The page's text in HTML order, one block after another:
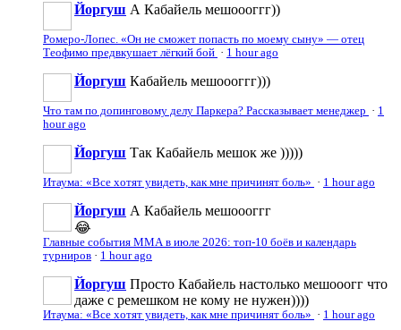
Йоргуш А Кабайель мешоооггг))
Ромеро-Лопес. «Он не сможет попасть по моему сыну» — отец
Теофимо предвкушает лёгкий бой · 1 hour ago
Йоргуш Кабайель мешоооггг)))
Что там по допинговому делу Паркера? Рассказывает менеджер · 1
hour ago
Йоргуш Так Кабайель мешок же )))))
Итаума: «Все хотят увидеть, как мне причинят боль» · 1 hour ago
Йоргуш А Кабайель мешоооггг
😂
Главные события ММА в июле 2026: топ-10 боёв и календарь
турниров · 1 hour ago
Йоргуш Просто Кабайель настолько мешооогг что
даже с ремешком не кому не нужен))))
Итаума: «Все хотят увидеть, как мне причинят боль» · 1 hour ago